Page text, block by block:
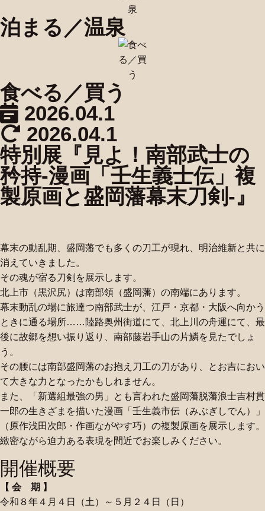
泊まる／温泉
食べる／買う
2026.04.1
2026.04.1
特別展『見よ！南部武士の
矜持-漫画「壬生義士伝」複
製原画と盛岡藩幕末刀剣-』
幕末の動乱期、盛岡藩でも多くの刀工が現れ、明治維新と共に
消えていきました。
その魂が宿る刀剣を展示します。
北上市（黒沢尻）は南部領（盛岡藩）の南端にあります。
幕末動乱の場に旅達つ南部武士が、江戸・京都・大阪へ向かう
ときに通る場所……陸路奥州街道にて、北上川の舟運にて、最
後に故郷を想い振り返り、南部藤岩手山の片鱗を見たでしょ
う。
その腰には南部盛岡藩のお抱え刀工の刀があり、とお吉におい
て大きな力となったかもしれません。
また、「新選組最強の男」とも言われた盛岡藩脱藩浪士吉村貫
一郎の生きざまを描いた漫画「壬生義市伝（みぶぎしでん）」
（原作浅田次郎・作画ながやす巧）の複製原画を展示します。
緻密ながら迫力ある表現を間近でお楽しみください。
開催概要
【 会 期 】
令和８年４月４日（土）～５月２４日（日）